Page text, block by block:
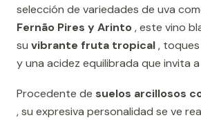
selección de variedades de uva
Fernão Pires y Arinto, este vino
su vibrante fruta tropical,
y una acidez equilibrada que invita
Procedente de suelos arcillosos
, su expresiva personalidad se ve